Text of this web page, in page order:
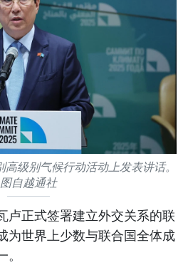
级别气候行动活动上发表讲话。
图自越通社
卢正式签署建立外交关系的联
为世界上少数与联合国全体成